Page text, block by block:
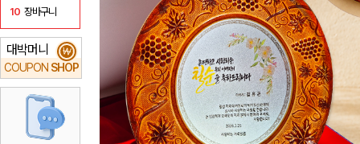
10 장바구니
대박머니
COUPON SHOP
₩